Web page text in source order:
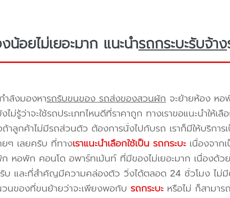
น้อยไม่เยอะมาก แนะนำรถกระบะรับจ้าง
ำลังมองหารถรับขนของ รถส่งของสวนผักจะย้ายห้อง หอ
ไม่รู้ว่าจะใช้รถประเภทไหนดีที่ราคาถูก ทางเราขอแนะนำให้
าลูกค้าไม่มีรถส่วนตัว ต้องการนั่งไปกับรถ เราก็มีให้บริกา
ยๆ เลยครับ ที่ทางเราแนะนำเลือกใช้เป็น รถกระบะเนื่องจาก
หอพัก คอนโด อพาร์ทเม้นท์ ที่มีของไม่เยอะมาก เนื่องด้ว
บ และที่สำคัญมีความคล่องตัว วิ่งได้ตลอด 24 ชั่วโมง ไม่
วนของที่ขนย้ายว่าจะเพียงพอกับ รถกระบะหรือไม่ ก็สามาร